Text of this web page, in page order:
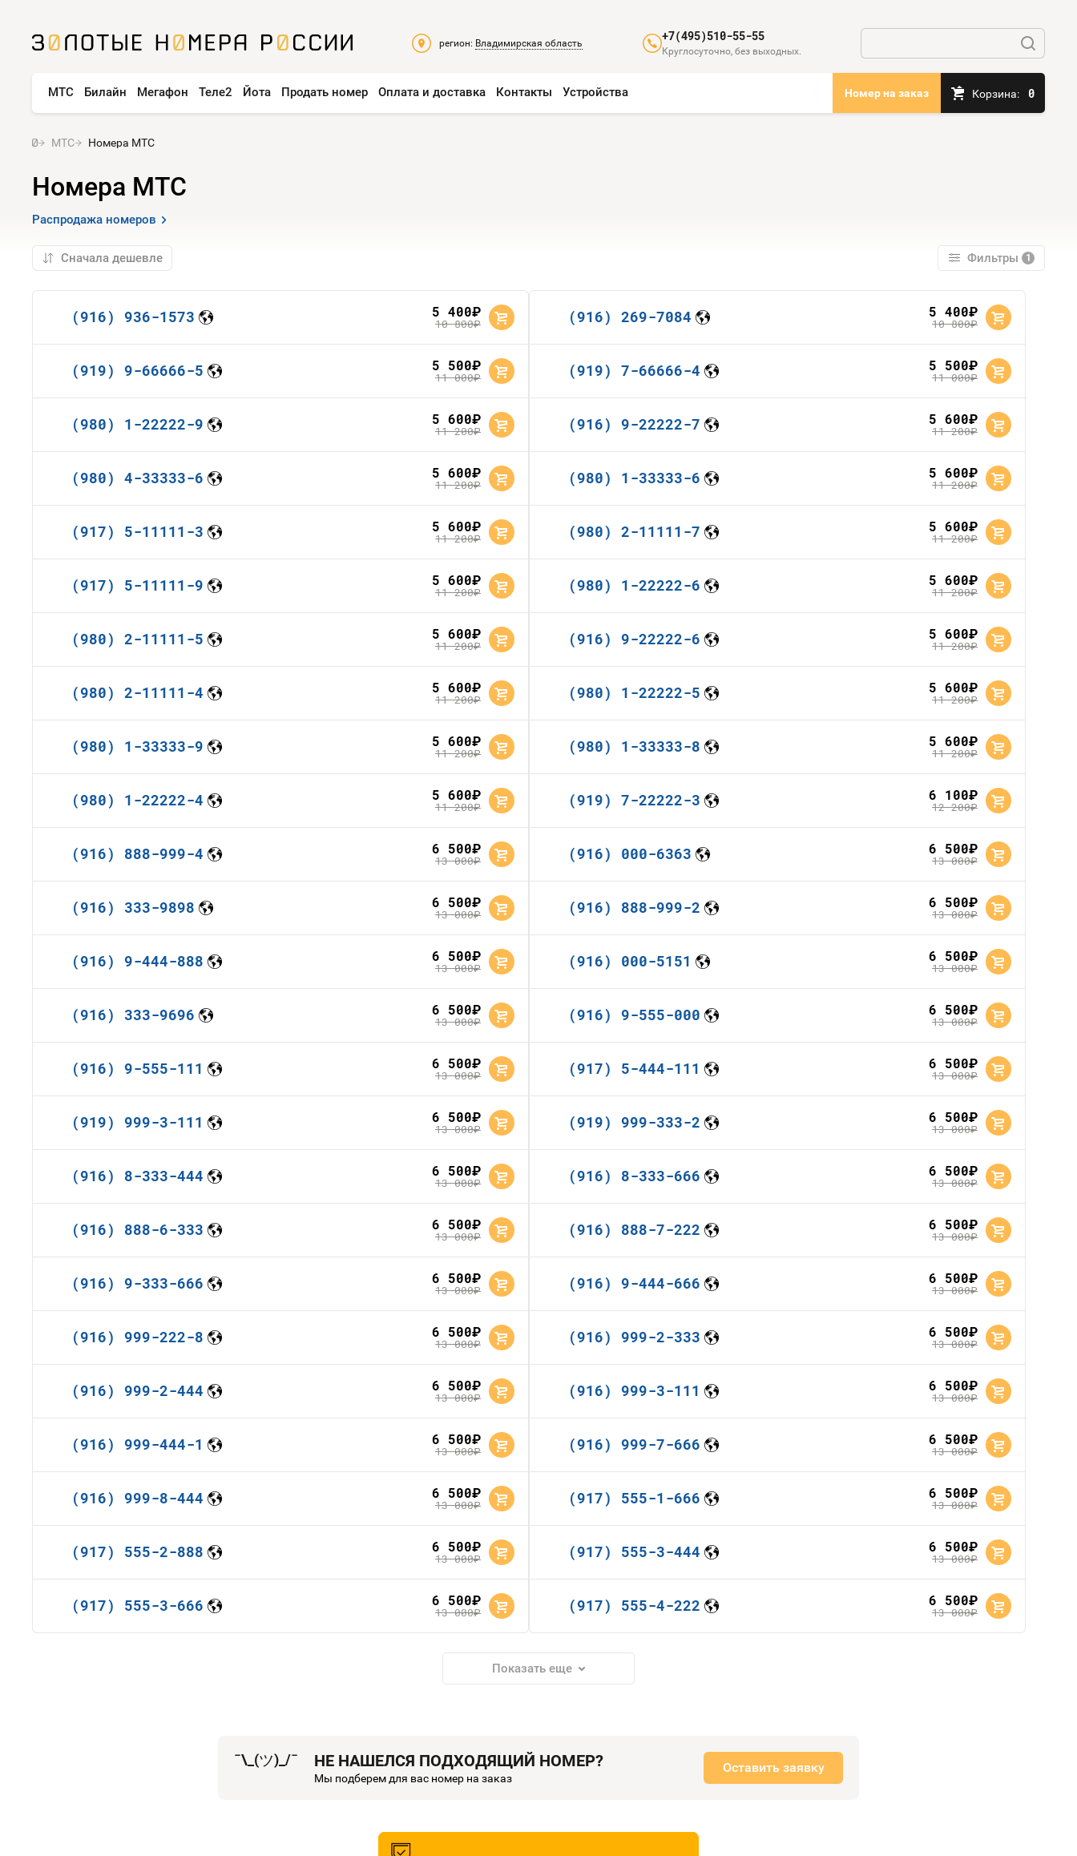
регион: Владимирская область +7(495)510-55-55
Круглосуточно, без выходных.
МТС Билайн Мегафон Теле2 Йота Продать номер Оплата и доставка Контакты Устройства Номер на заказ Корзина: 0
МТС Номера МТС
Номера МТС
Распродажа номеров
Фильтры 1
(916) 936-1573 5 400руб.
10 800руб. (916) 269-7084 5 400руб.
10 800руб.
(919) 9-66666-5 5 500руб.
11 000руб. (919) 7-66666-4 5 500руб.
11 000руб.
(980) 1-22222-9 5 600руб.
11 200руб. (916) 9-22222-7 5 600руб.
11 200руб.
(980) 4-33333-6 5 600руб.
11 200руб. (980) 1-33333-6 5 600руб.
11 200руб.
(917) 5-11111-3 5 600руб.
11 200руб. (980) 2-11111-7 5 600руб.
11 200руб.
(917) 5-11111-9 5 600руб.
11 200руб. (980) 1-22222-6 5 600руб.
11 200руб.
(980) 2-11111-5 5 600руб.
11 200руб. (916) 9-22222-6 5 600руб.
11 200руб.
(980) 2-11111-4 5 600руб.
11 200руб. (980) 1-22222-5 5 600руб.
11 200руб.
(980) 1-33333-9 5 600руб.
11 200руб. (980) 1-33333-8 5 600руб.
11 200руб.
(980) 1-22222-4 5 600руб.
11 200руб. (919) 7-22222-3 6 100руб.
12 200руб.
(916) 888-999-4 6 500руб.
13 000руб. (916) 000-6363 6 500руб.
13 000руб.
(916) 333-9898 6 500руб.
13 000руб. (916) 888-999-2 6 500руб.
13 000руб.
(916) 9-444-888 6 500руб.
13 000руб. (916) 000-5151 6 500руб.
13 000руб.
(916) 333-9696 6 500руб.
13 000руб. (916) 9-555-000 6 500руб.
13 000руб.
(916) 9-555-111 6 500руб.
13 000руб. (917) 5-444-111 6 500руб.
13 000руб.
(919) 999-3-111 6 500руб.
13 000руб. (919) 999-333-2 6 500руб.
13 000руб.
(916) 8-333-444 6 500руб.
13 000руб. (916) 8-333-666 6 500руб.
13 000руб.
(916) 888-6-333 6 500руб.
13 000руб. (916) 888-7-222 6 500руб.
13 000руб.
(916) 9-333-666 6 500руб.
13 000руб. (916) 9-444-666 6 500руб.
13 000руб.
(916) 999-222-8 6 500руб.
13 000руб. (916) 999-2-333 6 500руб.
13 000руб.
(916) 999-2-444 6 500руб.
13 000руб. (916) 999-3-111 6 500руб.
13 000руб.
(916) 999-444-1 6 500руб.
13 000руб. (916) 999-7-666 6 500руб.
13 000руб.
(916) 999-8-444 6 500руб.
13 000руб. (917) 555-1-666 6 500руб.
13 000руб.
(917) 555-2-888 6 500руб.
13 000руб. (917) 555-3-444 6 500руб.
13 000руб.
(917) 555-3-666 6 500руб.
13 000руб. (917) 555-4-222 6 500руб.
13 000руб.
Показать еще
¯\_(ツ)_/¯ НЕ НАШЕЛСЯ ПОДХОДЯЩИЙ НОМЕР?
Мы подберем для вас номер на заказ
Оставить заявку